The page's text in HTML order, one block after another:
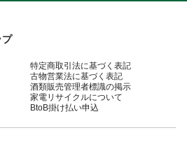
プ
特定商取引法に基づく表記
古物営業法に基づく表記
酒類販売管理者標識の掲示
家電リサイクルについて
BtoB掛け払い申込